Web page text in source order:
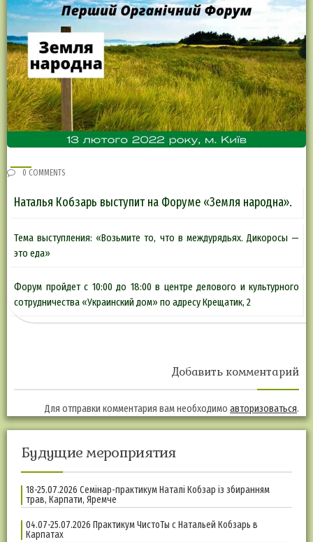
0 COMMENTS
Наталья Кобзарь выступит на Форуме «Земля народна».
Тема выступления: «Возьмите то, что в междурядьях. Дикоросы —
это еда»
Форум пройдет с 10:00 до 18:00 в центре делового и культурного
сотрудничества «Украинский дом» по адресу Крещатик, 2
Добавить комментарий
Для отправки комментария вам необходимо авторизоваться.
Будущие мероприятия
18-25.07.2026 Семінар-практикум Наталі Кобзар із збиранням
трав, Карпати, Яремче
04.07-25.07.2026 Практикум ЧистоТы с Натальей Кобзарь в
Карпатах